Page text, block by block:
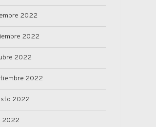
2022
2022
2022
2022
2022
2022